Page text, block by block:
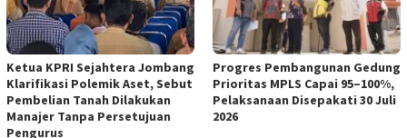
Ketua KPRI Sejahtera Jombang
Klarifikasi Polemik Aset, Sebut
Pembelian Tanah Dilakukan
Manajer Tanpa Persetujuan
Pengurus
Progres Pembangunan Gedung
Prioritas MPLS Capai 95–100%,
Pelaksanaan Disepakati 30 Juli
2026